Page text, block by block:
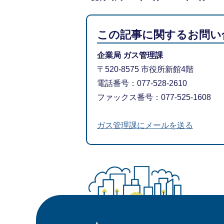
この記事に関するお問
企業局 ガス管理課
〒520-8575 市役所新館4階
電話番号：077-528-2610
ファックス番号：077-525-1608
ガス管理課にメールを送る